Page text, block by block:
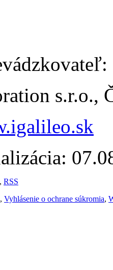
s.r.o.,
, RSS
, Vyhlásenie o ochrane súkromia,